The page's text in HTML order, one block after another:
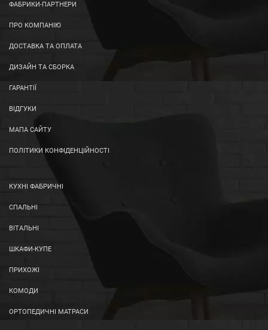
ФАБРИКИ-ПАРТНЕРИ
ПРО КОМПАНІЮ
ДОСТАВКА ТА ОПЛАТА
ДИЗАЙН ТА СБОРКА
ГАРАНТІЇ
ВІДГУКИ
МАПА САЙТУ
ПОЛІТИКИ КОНФІДЕНЦІЙНОСТІ
КУХНІ ФАБРИЧНІ
СПАЛЬНІ
ВІТАЛЬНІ
ШКАФИ-КУПЕ
ПРИХОЖІ
КОМОДИ
ОРТОПЕДИЧНІ МАТРАСИ